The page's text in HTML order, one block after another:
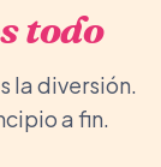
todo
la diversión.
a fin.